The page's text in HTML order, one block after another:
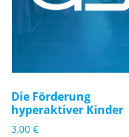
Die Förderung
hyperaktiver Kinder
3,00 €